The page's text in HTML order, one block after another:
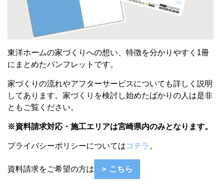
東洋ホームの家づくりへの想い、特徴を分かりやすく1冊
にまとめたパンフレットです。
家づくりの流れやアフターサービスについても詳しく説明
してあります。 家づくりを検討し始めたばかりの人は是非
ともご覧ください。
※資料請求対応・施工エリアは宮崎県内のみとなります。
プライバシーポリシーについてはコチラ 。
資料請求をご希望の方は こちら